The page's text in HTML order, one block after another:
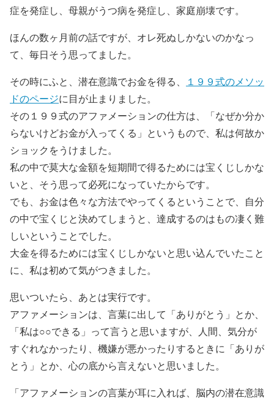
症を発症し、母親がうつ病を発症し、家庭崩壊です。
ほんの数ヶ月前の話ですが、オレ死ぬしかないのかなっ
て、毎日そう思ってました。
その時にふと、潜在意識でお金を得る、
１９９式のメソッ
ドのページに目が止まりました。
その１９９式のアファメーションの仕方は、「なぜか分か
らないけどお金が入ってくる」というもので、私は何故か
ショックをうけました。
私の中で莫大な金額を短期間で得るためには宝くじしかな
いと、そう思って必死になっていたからです。
でも、お金は色々な方法でやってくるということで、自分
の中で宝くじと決めてしまうと、達成するのはもの凄く難
しいということでした。
大金を得るためには宝くじしかないと思い込んでいたこと
に、私は初めて気がつきました。
思いついたら、あとは実行です。
アファメーションは、言葉に出して「ありがとう」とか、
「私は○○できる」って言うと思いますが、人間、気分が
すぐれなかったり、機嫌が悪かったりするときに「ありが
とう」とか、心の底から言えないと思いました。
「アファメーションの言葉が耳に入れば、脳内の潜在意識